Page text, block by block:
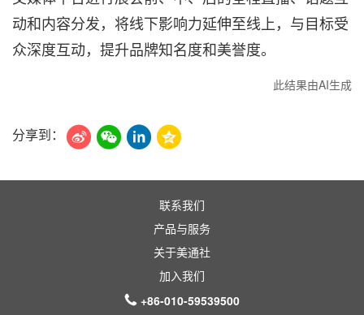
动和内容分发，将线下影响力延伸至线上，与目标受
众深度互动，提升品牌知名度和美誉度。
此结果由AI生成
分享到：
联系我们
产品与服务
关于美通社
加入我们
+86-010-59539500